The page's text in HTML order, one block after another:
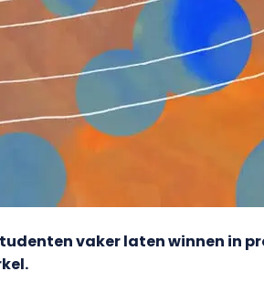
vaker laten winnen in